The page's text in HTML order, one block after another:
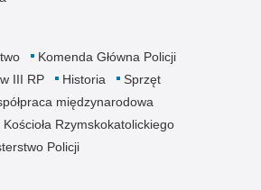
Komenda Główna Policji
III RP Historia
Sprzęt
międzynarodowa
Rzymskokatolickiego
Policji